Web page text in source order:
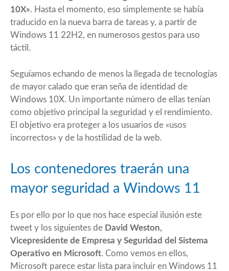
10X». Hasta el momento, eso simplemente se había
traducido en la nueva barra de tareas y, a partir de
Windows 11 22H2, en numerosos gestos para uso
táctil.
Seguíamos echando de menos la llegada de tecnologías
de mayor calado que eran seña de identidad de
Windows 10X. Un importante número de ellas tenían
como objetivo principal la seguridad y el rendimiento.
El objetivo era proteger a los usuarios de «usos
incorrectos» y de la hostilidad de la web.
Los contenedores traerán una
mayor seguridad a Windows 11
Es por ello por lo que nos hace especial ilusión este
tweet y los siguientes de David Weston,
Vicepresidente de Empresa y Seguridad del Sistema
Operativo en Microsoft. Como vemos en ellos,
Microsoft parece estar lista para incluir en Windows 11